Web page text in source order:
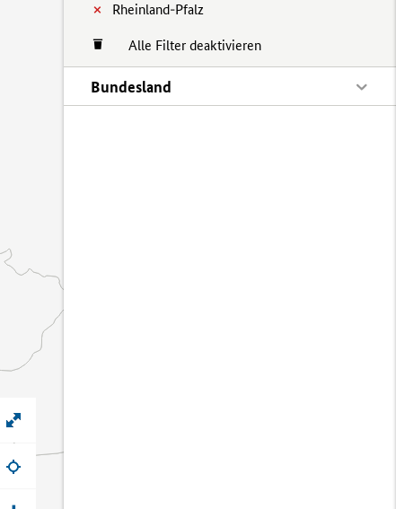
Rheinland-Pfalz
Alle Filter deaktivieren
Bundesland